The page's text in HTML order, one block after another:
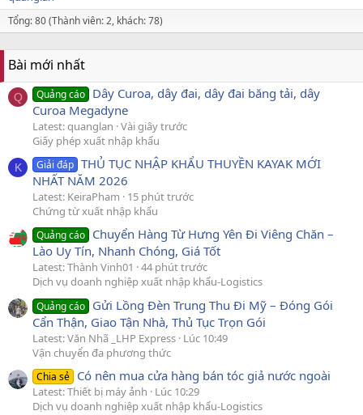
Tổng: 80 (Thành viên: 2, khách: 78)
Bài mới nhất
Q Quảng cáo Dây Curoa, dây đai, dây đai băng tải, dây
Curoa Megadyne
Latest: quanglan Vài giây trước
Giấy phép xuất nhập khẩu
K Giải đáp THỦ TỤC NHẬP KHẨU THUYỀN KAYAK MỚI
NHẤT NĂM 2026
Latest: KeiraPham
15 phút trước
Chứng từ xuất nhập khẩu
Quảng cáo Chuyển Hàng Từ Hưng Yên Đi Viêng Chăn –
Lào Uy Tín, Nhanh Chóng, Giá Tốt
Latest: Thành Vinh01
44 phút trước
Dịch vụ doanh nghiệp xuất nhập khẩu-Logistics
Quảng cáo Gửi Lồng Đèn Trung Thu Đi Mỹ – Đóng Gói
Cẩn Thận, Giao Tận Nhà, Thủ Tục Trọn Gói
Latest: Văn Nhã _LHP Express Lúc 10:49
Vận chuyển đa phương thức
Chia sẻ Có nên mua cửa hàng bán tóc giả nước ngoài
Latest: Thiết bị máy ảnh
Lúc 10:29
Dịch vụ doanh nghiệp xuất nhập khẩu-Logistics